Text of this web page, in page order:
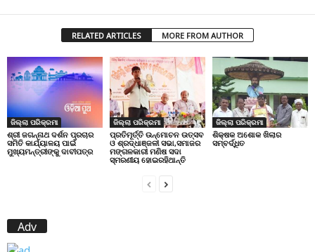
RELATED ARTICLES MORE FROM AUTHOR
ଜିଲ୍ଲା ପରିକ୍ରମା
ଶ୍ରୀ ଜଗନ୍ନାଥ ଦର୍ଶନ ପ୍ରଚାର
ସମିତି କାର୍ଯ୍ୟାଳୟ ପାଇଁ
ମୁଖ୍ୟମନ୍ତ୍ରୀଙ୍କୁ ଦାବୀପତ୍ର
ଜିଲ୍ଲା ପରିକ୍ରମା
ପ୍ରତିମୂର୍ତ୍ତି ଉନ୍ମୋଚନ ଉତ୍ସବ
ଓ ଶ୍ରଦ୍ଧାଞ୍ଜଳୀ ସଭା,ସମାଜର
ମଙ୍ଗଳକାରୀ ମଣିଷ ସଦା
ସ୍ମରଣୀୟ ହୋଇରହିଥାନ୍ତି
ଜିଲ୍ଲା ପରିକ୍ରମା
ଶିକ୍ଷକ ଅଶୋକ ଖିଲାର
ସମ୍ବର୍ଦ୍ଧିତ
Adv